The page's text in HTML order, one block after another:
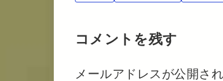
コメントを残す
メールアドレスが公開さ